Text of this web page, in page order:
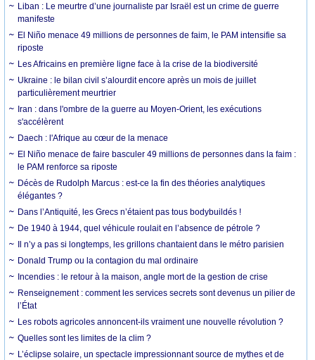
Liban : Le meurtre d’une journaliste par Israël est un crime de guerre
manifeste
El Niño menace 49 millions de personnes de faim, le PAM intensifie sa
riposte
Les Africains en première ligne face à la crise de la biodiversité
Ukraine : le bilan civil s’alourdit encore après un mois de juillet
particulièrement meurtrier
Iran : dans l'ombre de la guerre au Moyen-Orient, les exécutions
s'accélèrent
Daech : l'Afrique au cœur de la menace
El Niño menace de faire basculer 49 millions de personnes dans la faim :
le PAM renforce sa riposte
Décès de Rudolph Marcus : est-ce la fin des théories analytiques
élégantes ?
Dans l’Antiquité, les Grecs n’étaient pas tous bodybuildés !
De 1940 à 1944, quel véhicule roulait en l’absence de pétrole ?
Il n’y a pas si longtemps, les grillons chantaient dans le métro parisien
Donald Trump ou la contagion du mal ordinaire
Incendies : le retour à la maison, angle mort de la gestion de crise
Renseignement : comment les services secrets sont devenus un pilier de
l’État
Les robots agricoles annoncent-ils vraiment une nouvelle révolution ?
Quelles sont les limites de la clim ?
L’éclipse solaire, un spectacle impressionnant source de mythes et de